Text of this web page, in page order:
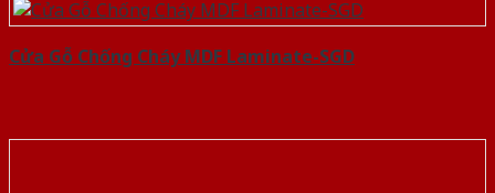
Cửa Gỗ Chống Cháy MDF Laminate-SGD